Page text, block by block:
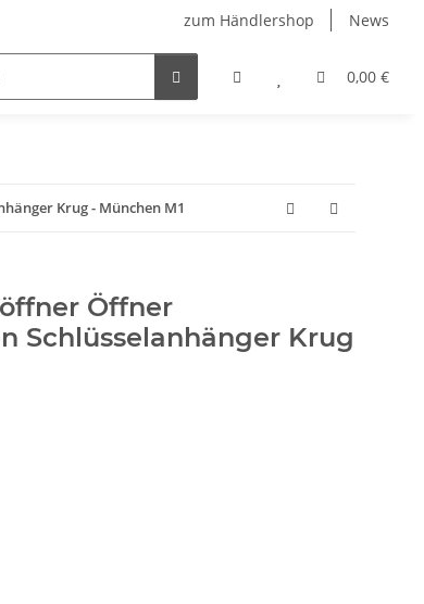
zum Händlershop News
0,00 €
Krug - München M1
Öffner
Schlüsselanhänger Krug